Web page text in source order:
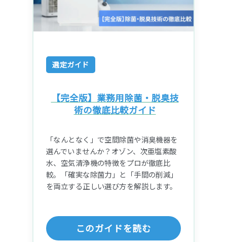
選定ガイド
【完全版】業務用除菌・脱臭技
術の徹底比較ガイド
「なんとなく」で空間除菌や消臭機器を
選んでいませんか？オゾン、次亜塩素酸
水、空気清浄機の特徴をプロが徹底比
較。「確実な除菌力」と「手間の削減」
を両立する正しい選び方を解説します。
このガイドを読む